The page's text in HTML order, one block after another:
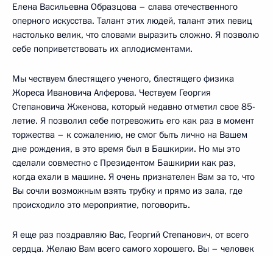
Елена Васильевна Образцова – слава отечественного
оперного искусства. Талант этих людей, талант этих певиц
настолько велик, что словами выразить сложно. Я позволю
себе поприветствовать их аплодисментами.
Мы чествуем блестящего ученого, блестящего физика
Жореса Ивановича Алферова. Чествуем Георгия
Степановича Жженова, который недавно отметил свое 85-
летие. Я позволил себе потревожить его как раз в момент
торжества – к сожалению, не смог быть лично на Вашем
дне рождения, в это время был в Башкирии. Но мы это
сделали совместно с Президентом Башкирии как раз,
когда ехали в машине. Я очень признателен Вам за то, что
Вы сочли возможным взять трубку и прямо из зала, где
происходило это мероприятие, поговорить.
Я еще раз поздравляю Вас, Георгий Степанович, от всего
сердца. Желаю Вам всего самого хорошего. Вы – человек